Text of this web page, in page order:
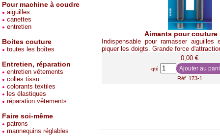
Pour machine à coudre
aiguilles
canettes
entretien
Boites couture
toutes les boîtes
Entretien, réparation
entretien vêtements
colles tissu
colorants textiles
les élastiques
réparation vêtements
Faire soi-même
patrons
mannequins réglables
Aimants pour couture
Indispensable pour ramasser
piquer les doigts. Grande force
0,00 €
qté
Réf. 173-1